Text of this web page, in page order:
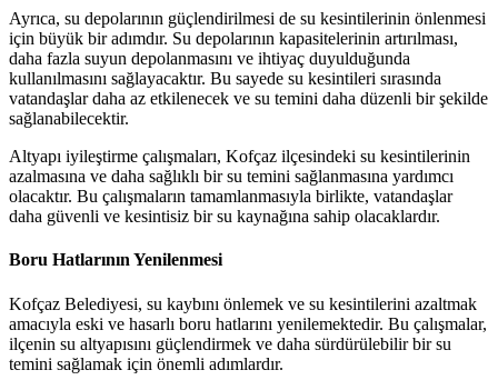
Ayrıca, su depolarının güçlendirilmesi de su kesintilerinin önlenmesi
için büyük bir adımdır. Su depolarının kapasitelerinin artırılması,
daha fazla suyun depolanmasını ve ihtiyaç duyulduğunda
kullanılmasını sağlayacaktır. Bu sayede su kesintileri sırasında
vatandaşlar daha az etkilenecek ve su temini daha düzenli bir şekilde
sağlanabilecektir.
Altyapı iyileştirme çalışmaları, Kofçaz ilçesindeki su kesintilerinin
azalmasına ve daha sağlıklı bir su temini sağlanmasına yardımcı
olacaktır. Bu çalışmaların tamamlanmasıyla birlikte, vatandaşlar
daha güvenli ve kesintisiz bir su kaynağına sahip olacaklardır.
Boru Hatlarının Yenilenmesi
Kofçaz Belediyesi, su kaybını önlemek ve su kesintilerini azaltmak
amacıyla eski ve hasarlı boru hatlarını yenilemektedir. Bu çalışmalar,
ilçenin su altyapısını güçlendirmek ve daha sürdürülebilir bir su
temini sağlamak için önemli adımlardır.